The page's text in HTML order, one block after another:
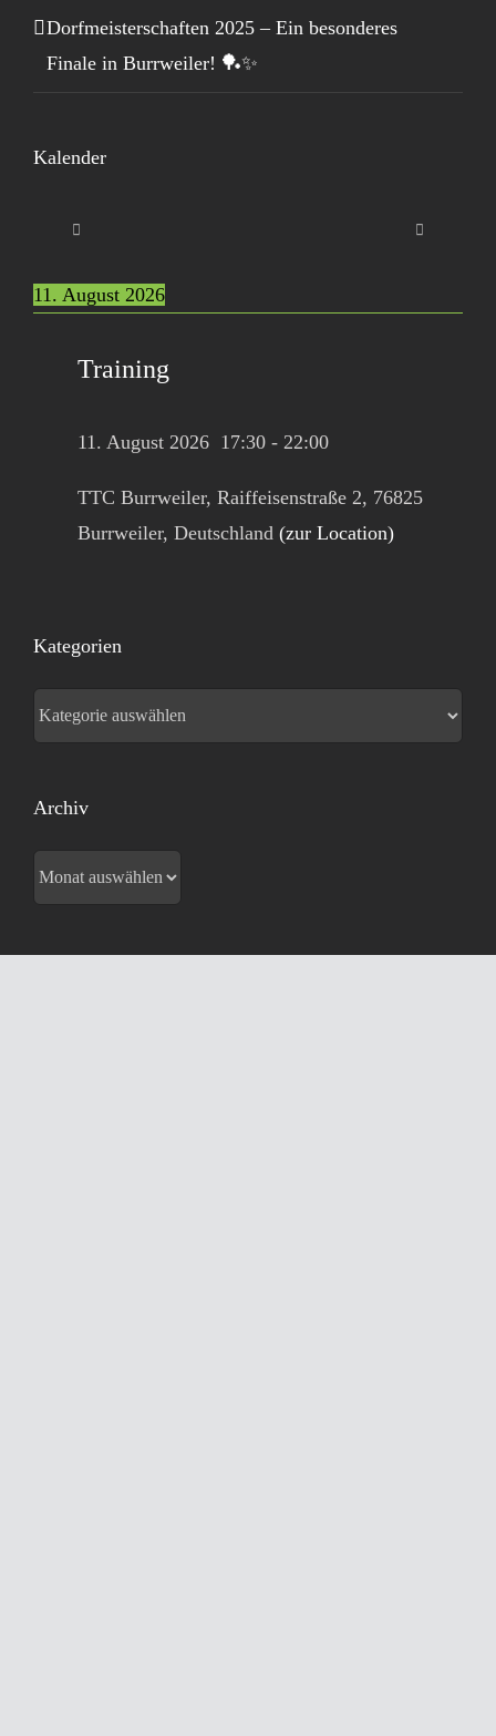
Dorfmeisterschaften 2025 – Ein besonderes
Finale in Burrweiler! 🏓✨
Kalender
11. August 2026
Training
11. August 2026 17:30 - 22:00
TTC Burrweiler, Raiffeisenstraße 2, 76825
Burrweiler, Deutschland (zur Location)
Kategorien
Kategorien
Archiv
Archiv